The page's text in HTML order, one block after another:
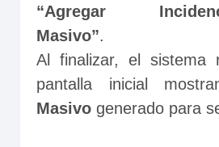
“Agregar
Masivo”.
Al finalizar, el sistema
pantalla inicial
Masivo generado para